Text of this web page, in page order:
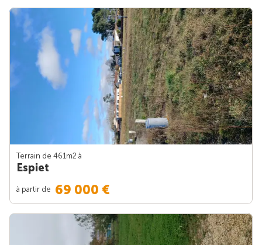
Terrain de 461m2 à
Espiet
à partir de 69 000 €